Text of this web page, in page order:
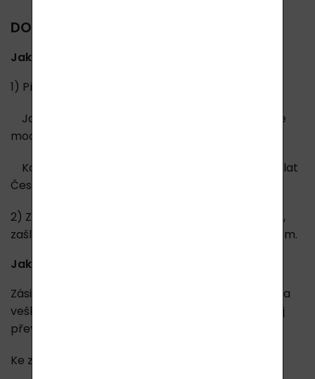
DOPRAVA A VRÁCENÍ PLATBY
Jak postupovat při vrácení zboží?
1) Připravte zásilku dle popisu níže.
Jakmile budete vědět kdy a kde zásilku budeme
moci vyzvednout.
Kontaktujte nás v případě, pokud jí budete posílat
Českou poštou.
2) Zboží, které budete zasílat zpět na naši adresu,
zašlete dle popisu níže vámi zvoleným přepravcem.
Jak zásilku připravit?
Zásilka musí být kompletní (včetně příslušenství a
veškeré dokumentace) a ve stavu, v jakém jste jej
převzali při dodávce.
Ke zboží přiložte doklad o koupi.